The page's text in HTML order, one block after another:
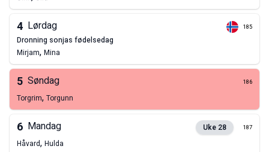
4 Lørdag 185
dronning sonjas fødelsedag
Mirjam, Mina
5 Søndag 186
Torgrim, Torgunn
6 Mandag Uke 28 187
Håvard, Hulda